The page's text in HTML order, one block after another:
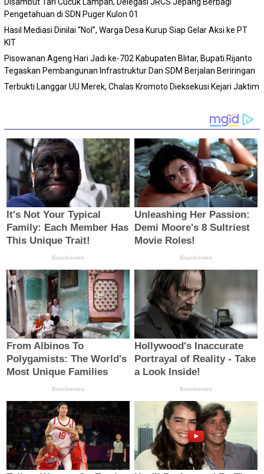
Disambut Tari Cucuk Lampah, Delegasi JRCS Jepang Berbagi
Pengetahuan di SDN Puger Kulon 01
Hasil Mediasi Dinilai “Nol”, Warga Desa Kurup Siap Gelar Aksi ke PT
KIT
Pisowanan Ageng Hari Jadi ke-702 Kabupaten Blitar, Bupati Rijanto
Tegaskan Pembangunan Infrastruktur Dan SDM Berjalan Beriringan
Terbukti Langgar UU Merek, Chalas Kromoto Dieksekusi Kejari Jaktim